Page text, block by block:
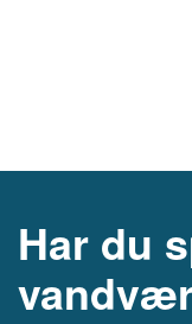
Har du